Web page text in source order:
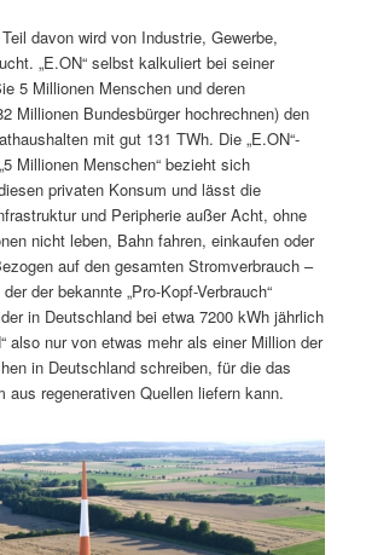
davon wird von Industrie, Gewerbe,
„E.ON“ selbst kalkuliert bei seiner
5 Millionen Menschen und deren
Millionen Bundesbürger hochrechnen) den
mit gut 131 TWh. Die „E.ON“-
Millionen Menschen“ bezieht sich
privaten Konsum und lässt die
und Peripherie außer Acht, ohne
nicht leben, Bahn fahren, einkaufen oder
auf den gesamten Stromverbrauch –
der bekannte „Pro-Kopf-Verbrauch“
in Deutschland bei etwa 7200 kWh jährlich
also nur von etwas mehr als einer Million der
in Deutschland schreiben, für die das
aus regenerativen Quellen liefern kann.